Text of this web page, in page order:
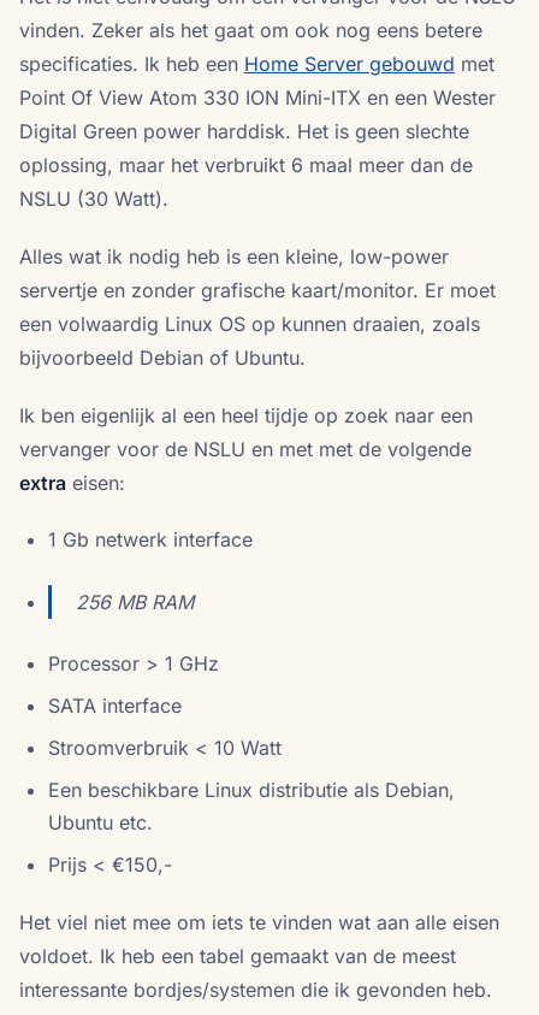
vinden. Zeker als het gaat om ook nog eens betere
specificaties. Ik heb een Home Server gebouwd met
Point Of View Atom 330 ION Mini-ITX en een Wester
Digital Green power harddisk. Het is geen slechte
oplossing, maar het verbruikt 6 maal meer dan de
NSLU (30 Watt).
Alles wat ik nodig heb is een kleine, low-power
servertje en zonder grafische kaart/monitor. Er moet
een volwaardig Linux OS op kunnen draaien, zoals
bijvoorbeeld Debian of Ubuntu.
Ik ben eigenlijk al een heel tijdje op zoek naar een
vervanger voor de NSLU en met met de volgende
extra eisen:
1 Gb netwerk interface
256 MB RAM
Processor > 1 GHz
SATA interface
Stroomverbruik < 10 Watt
Een beschikbare Linux distributie als Debian,
Ubuntu etc.
Prijs < €150,-
Het viel niet mee om iets te vinden wat aan alle eisen
voldoet. Ik heb een tabel gemaakt van de meest
interessante bordjes/systemen die ik gevonden heb.